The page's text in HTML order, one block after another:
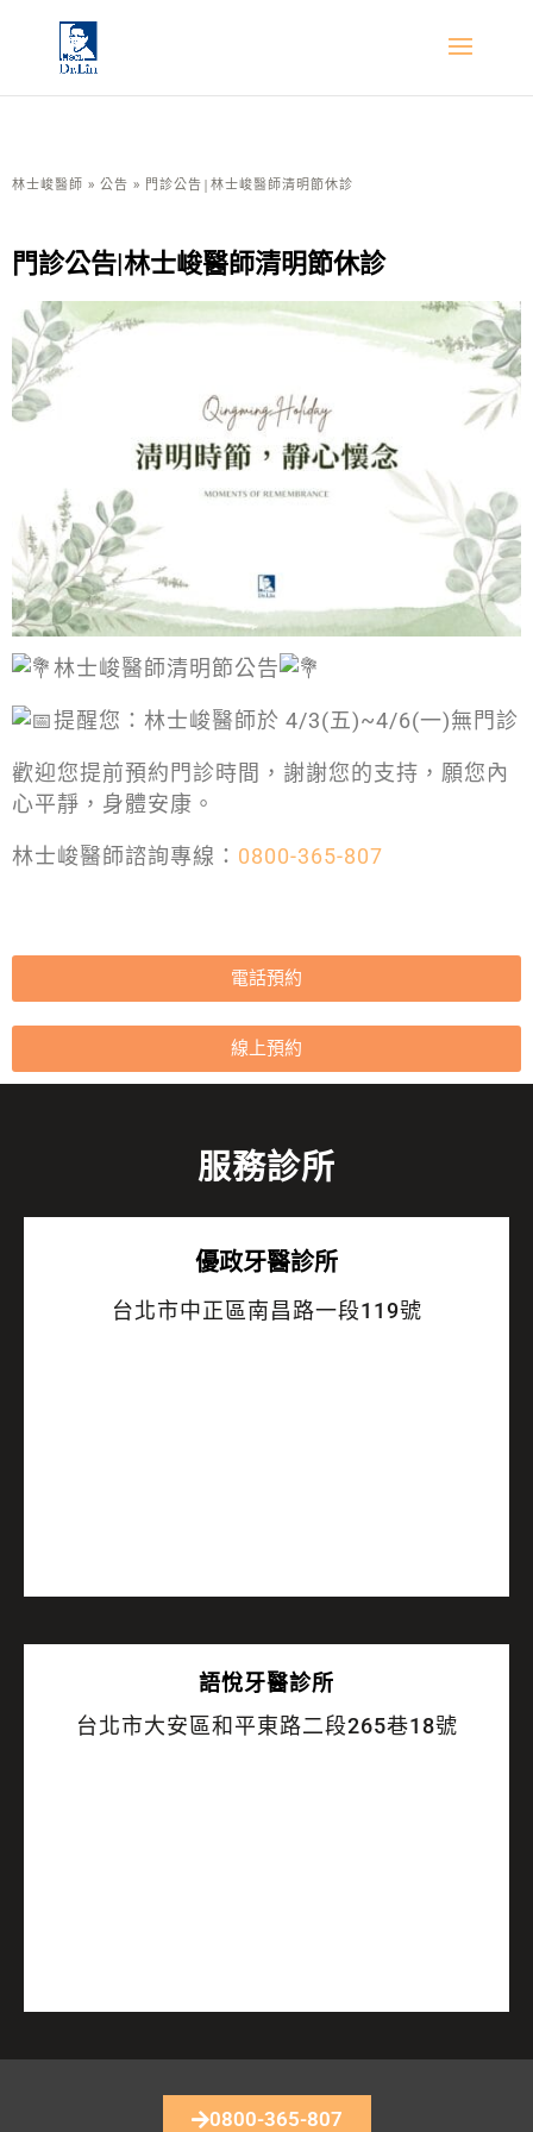
林士峻醫師 » 公告 » 門診公告|林士峻醫師清明節休診
門診公告|林士峻醫師清明節休診
林士峻醫師清明節公告
提醒您：林士峻醫師於 4/3(五)~4/6(一)無門診
歡迎您提前預約門診時間，謝謝您的支持，願您內
心平靜，身體安康。
林士峻醫師諮詢專線： 0800-365-807
電話預約
線上預約
服務診所
優政牙醫診所
台北市中正區南昌路一段119號
語悅牙醫診所
台北市大安區和平東路二段265巷18號
0800-365-807